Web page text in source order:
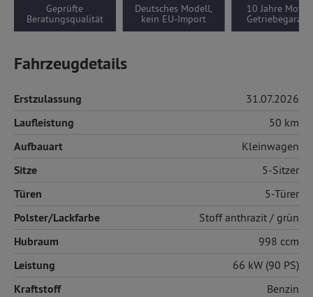
Geprüfte
Beratungsqualität
Deutsches Modell,
kein EU-Import
10 Jahre Motor-/
Getriebegarantie
Fahrzeugdetails
Erstzulassung 31.07.2026
Laufleistung 50 km
Aufbauart Kleinwagen
Sitze 5-Sitzer
Türen 5-Türer
Polster/Lackfarbe Stoffanthrazit / grün
Hubraum 998 ccm
Leistung 66 kW (90 PS)
Kraftstoff Benzin